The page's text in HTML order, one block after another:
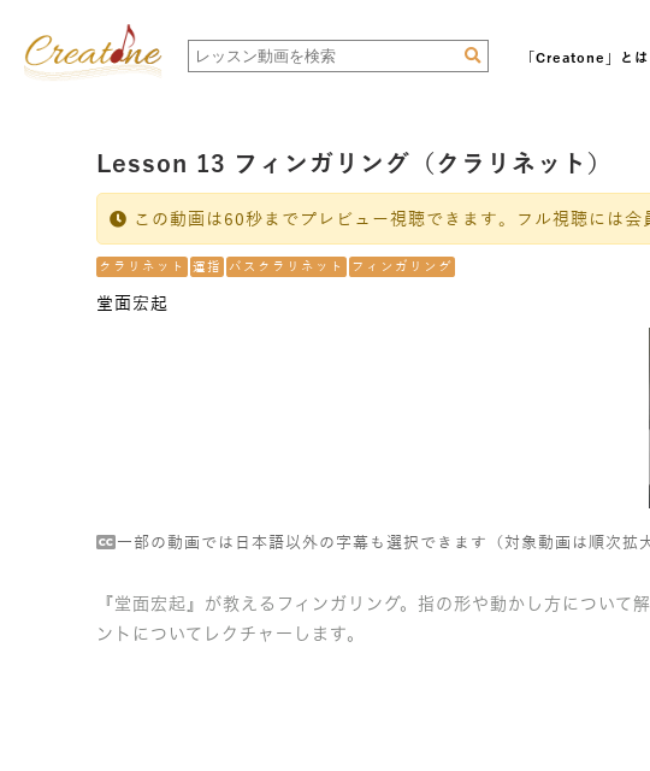
「Creatone」とは
Lesson 13 フィンガリング（クラリネット）
この動画は60秒までプレビュー視聴できます。フル視聴には会
クラリネット 運指 バスクラリネット フィンガリング
堂面宏起
一部の動画では日本語以外の字幕も選択できます（対象動画は順次拡
『堂面宏起』が教えるフィンガリング。指の形や動かし方につい
ントについてレクチャーします。